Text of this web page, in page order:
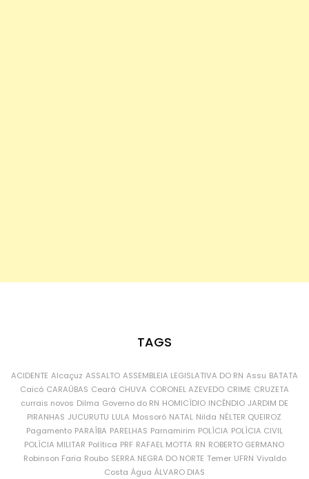
TAGS
ACIDENTE Alcaçuz ASSALTO ASSEMBLEIA LEGISLATIVA DO RN Assu BATATA
Caicó CARAÚBAS Ceará CHUVA CORONEL AZEVEDO CRIME CRUZETA
currais novos Dilma Governo do RN HOMICÍDIO INCÊNDIO JARDIM DE
PIRANHAS JUCURUTU LULA Mossoró NATAL Nilda NÉLTER QUEIROZ
Pagamento PARAÍBA PARELHAS Parnamirim POLÍCIA POLÍCIA CIVIL
POLÍCIA MILITAR Política PRF RAFAEL MOTTA RN ROBERTO GERMANO
Robinson Faria Roubo SERRA NEGRA DO NORTE Temer UFRN Vivaldo
Costa Água ÁLVARO DIAS